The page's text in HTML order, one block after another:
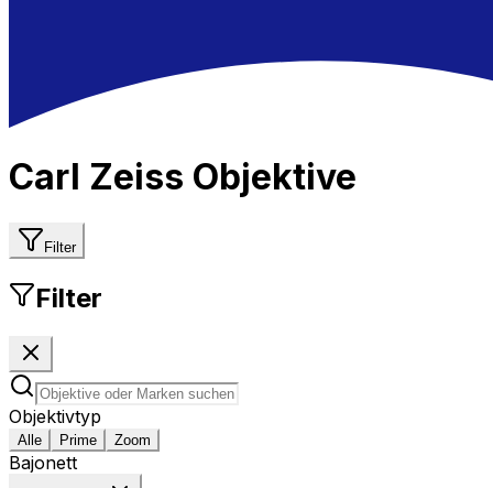
Carl Zeiss Objektive
Filter
Filter
Objektivtyp
Alle Prime Zoom
Bajonett